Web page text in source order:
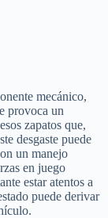
mecánico,
provoca un
zapatos que,
desgaste puede
un manejo
en juego
estar atentos a
puede derivar